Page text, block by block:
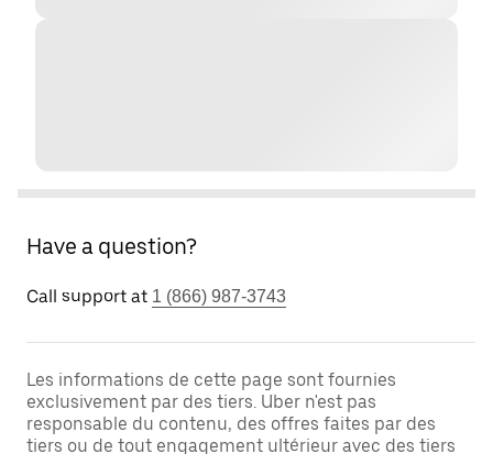
Have a question?
Call support at 1 (866) 987-3743
Les informations de cette page sont fournies
exclusivement par des tiers. Uber n'est pas
responsable du contenu, des offres faites par des
tiers ou de tout engagement ultérieur avec des tiers